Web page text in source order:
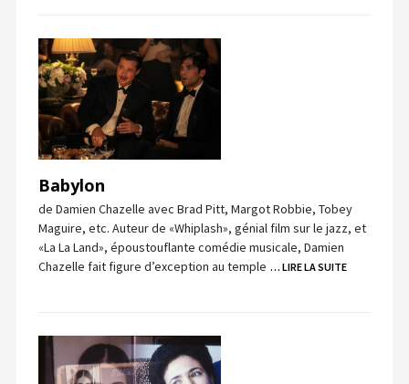
Babylon
de Damien Chazelle avec Brad Pitt, Margot Robbie, Tobey
Maguire, etc. Auteur de «Whiplash», génial film sur le jazz, et
«La La Land», époustouflante comédie musicale, Damien
Chazelle fait figure d’exception au temple … LIRE LA SUITE